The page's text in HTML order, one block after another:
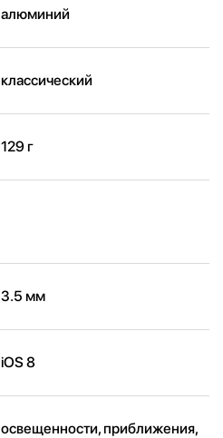
алюминий
классический
129 г
3.5 мм
iOS 8
освещенности, приближения,